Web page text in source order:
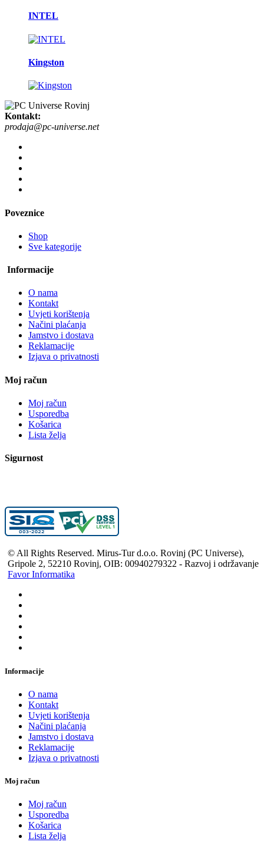
INTEL
Kingston
Kontakt:
prodaja@pc-universe.net
Poveznice
Shop
Sve kategorije
Informacije
O nama
Kontakt
Uvjeti korištenja
Načini plaćanja
Jamstvo i dostava
Reklamacije
Izjava o privatnosti
Moj račun
Moj račun
Usporedba
Košarica
Lista želja
Sigurnost
© All Rights Reserved. Mirus-Tur d.o.o. Rovinj (PC Universe),
Gripole 2, 52210 Rovinj, OIB: 00940279322 - Razvoj i održavanje
Favor Informatika
Informacije
O nama
Kontakt
Uvjeti korištenja
Načini plaćanja
Jamstvo i dostava
Reklamacije
Izjava o privatnosti
Moj račun
Moj račun
Usporedba
Košarica
Lista želja